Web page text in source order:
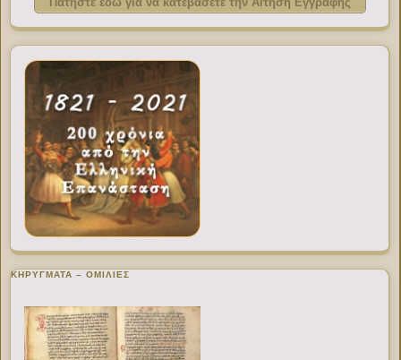
ΚΗΡΥΓΜΑΤΑ – ΟΜΙΛΙΕΣ